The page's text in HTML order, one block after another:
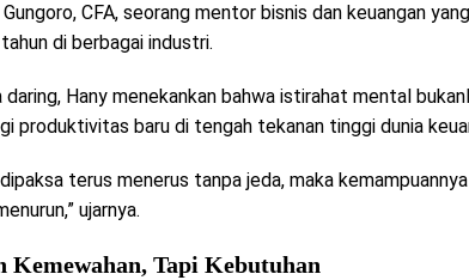
CFA, seorang mentor bisnis dan keuangan
di berbagai industri.
daring, Hany menekankan bahwa istirahat mental
produktivitas baru di tengah tekanan tinggi dunia
terus menerus tanpa jeda, maka
ujarnya.
Tapi Kebutuhan